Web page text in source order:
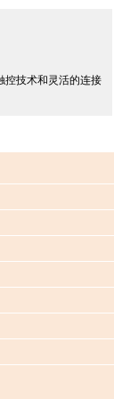
控技术和灵活的连接